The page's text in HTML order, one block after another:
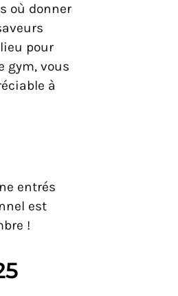
où donner
pour
gym, vous
à
entrés
est
!